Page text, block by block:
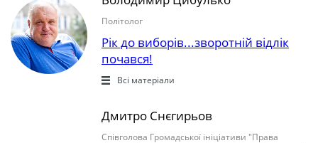
Політолог
Рік до виборів...зворотній відлік
почався!
Всі матеріали
Дмитро Снєгирьов
Співголова Громадської ініціативи "Права